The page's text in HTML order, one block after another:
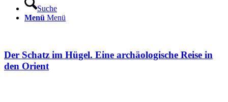
Suche
Menü Menü
Der Schatz im Hügel. Eine archäologische Reise in
den Orient